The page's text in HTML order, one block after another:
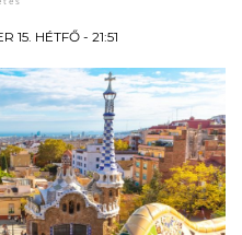
15. HÉTFŐ - 21:51